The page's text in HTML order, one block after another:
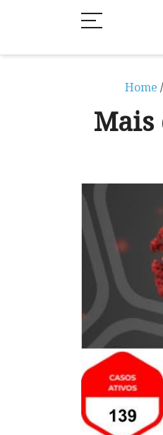
Home /
Mais